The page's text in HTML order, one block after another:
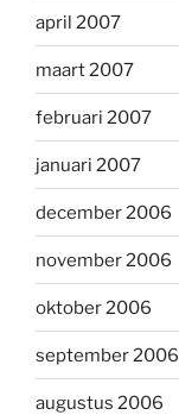
april 2007
maart 2007
februari 2007
januari 2007
december 2006
november 2006
oktober 2006
september 2006
augustus 2006